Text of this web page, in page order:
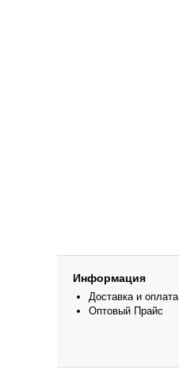
Информация
Доставка и оплата
Оптовый Прайс